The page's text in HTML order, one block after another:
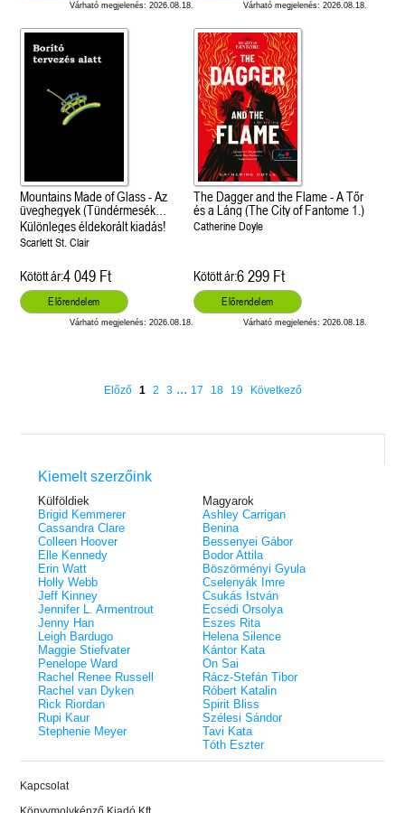
Várható megjelenés: 2026.08.18. Várható megjelenés: 2026.08.18.
Mountains Made of Glass - Az
üveghegyek (Tündérmesék
újragondolva 1.)
Különleges éldekorált kiadás!
Scarlett St. Clair
Kötött ár:4 049 Ft
Előrendelem
Várható megjelenés: 2026.08.18.
The Dagger and the Flame - A Tőr
és a Láng (The City of Fantome 1.)
Catherine Doyle
Kötött ár:6 299 Ft
Előrendelem
Várható megjelenés: 2026.08.18.
Előző 1 2 3 ... 17 18 19 Következő
Kiemelt szerzőink
Külföldiek
Brigid Kemmerer
Cassandra Clare
Colleen Hoover
Elle Kennedy
Erin Watt
Holly Webb
Jeff Kinney
Jennifer L. Armentrout
Jenny Han
Leigh Bardugo
Maggie Stiefvater
Penelope Ward
Rachel Renee Russell
Rachel van Dyken
Rick Riordan
Rupi Kaur
Stephenie Meyer
Magyarok
Ashley Carrigan
Benina
Bessenyei Gábor
Bodor Attila
Böszörményi Gyula
Cselenyák Imre
Csukás István
Ecsédi Orsolya
Eszes Rita
Helena Silence
Kántor Kata
On Sai
Rácz-Stefán Tibor
Róbert Katalin
Spirit Bliss
Szélesi Sándor
Tavi Kata
Tóth Eszter
Kapcsolat